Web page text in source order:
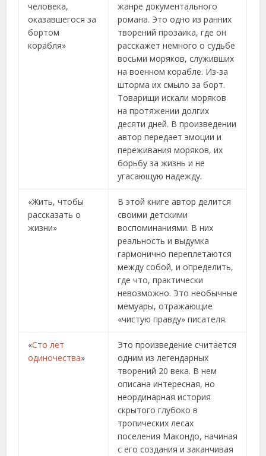
человека,
оказавшегося за
бортом
корабля»
жанре документального
романа. Это одно из ранних
творений прозаика, где он
расскажет немного о судьбе
восьми моряков, служивших
на военном корабле. Из-за
шторма их смыло за борт.
Товарищи искали моряков
на протяжении долгих
десяти дней. В произведении
автор передает эмоции и
переживания моряков, их
борьбу за жизнь и не
угасающую надежду.
«Жить, чтобы
рассказать о
жизни»
В этой книге автор делится
своими детскими
воспоминаниями. В них
реальность и выдумка
гармонично переплетаются
между собой, и определить,
где что, практически
невозможно. Это необычные
мемуары, отражающие
«чистую правду» писателя.
«Сто лет
одиночества»
Это произведение считается
одним из легендарных
творений 20 века. В нем
описана интересная, но
неординарная история
скрытого глубоко в
тропических лесах
поселения Макондо, начиная
с его создания и заканчивая